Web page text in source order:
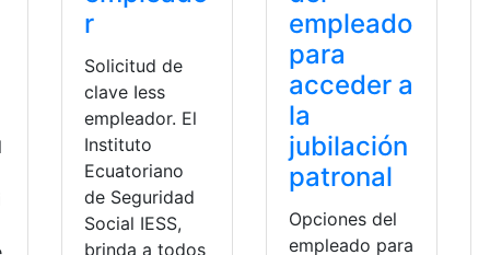
r
Solicitud de
clave Iess
empleador. El
Instituto
Ecuatoriano
de Seguridad
Social IESS,
brinda a todos
empleado
para
acceder a
la
jubilación
patronal
Opciones del
empleado para